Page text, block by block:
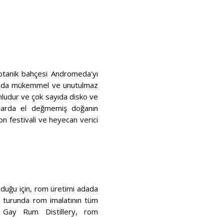
bahçesi Andromeda'yı
mükemmel ve unutulmaz
ve çok sayıda disko ve
el değmemiş doğanın
festivali ve heyecan verici
için, rom üretimi adada
rom imalatının tüm
Gay Rum Distillery, rom